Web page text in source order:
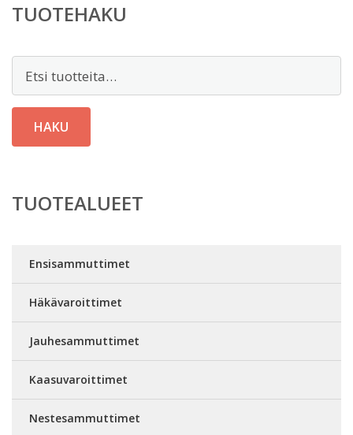
TUOTEHAKU
HAKU
TUOTEALUEET
Ensisammuttimet
Häkävaroittimet
Jauhesammuttimet
Kaasuvaroittimet
Nestesammuttimet